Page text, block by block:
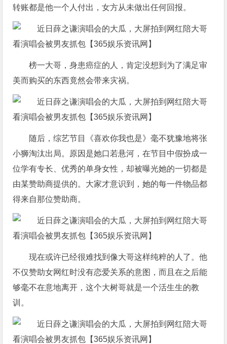
转账都是他一个人付出，女方从未做出任何回报。
榜一大哥，身患癌症的人，肯定没想到为了满足审
美而购买的东西竟然会带来灾祸。
随后，综艺节目《喜欢你我也是》毫不犹豫地将张
小狮淘汰出局。原因是她口若悬河，在节目中假扮成一
位学有专长、优秀的单身女性，却被曝光她的一切都是
由某赞助商提供的。大家才意识到，她的每一件物品都
得来自那位赞助商。
现在或许已经很难找到像大哥这样纯粹的人了。他
不仅赞助女网红时没有恋爱关系的意图，而且在之后能
够毫不在意地离开，这个大树哥就是一个活生生的教
训。